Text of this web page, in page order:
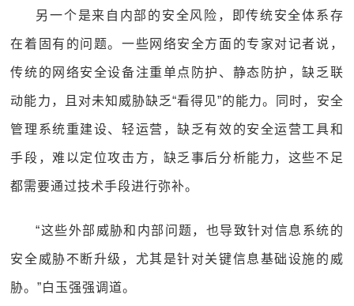
另一个是来自内部的安全风险，即传统安全体系存
在着固有的问题。一些网络安全方面的专家对记者说，
传统的网络安全设备注重单点防护、静态防护，缺乏联
动能力，且对未知威胁缺乏“看得见”的能力。同时，安全
管理系统重建设、轻运营，缺乏有效的安全运营工具和
手段，难以定位攻击方，缺乏事后分析能力，这些不足
都需要通过技术手段进行弥补。
“这些外部威胁和内部问题，也导致针对信息系统的
安全威胁不断升级，尤其是针对关键信息基础设施的威
胁。”白玉强强调道。